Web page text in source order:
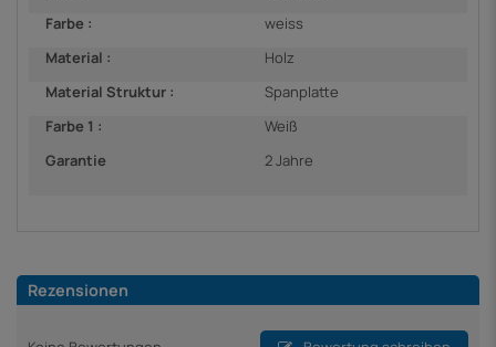
Farbe :
weiss
Material :
Holz
Material Struktur :
Spanplatte
Farbe 1 :
Weiß
Garantie
2 Jahre
Rezensionen